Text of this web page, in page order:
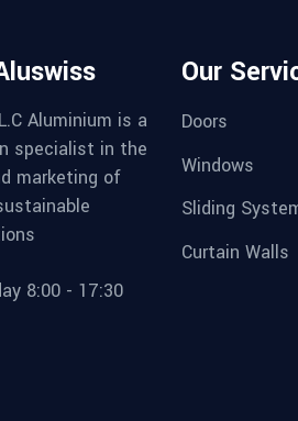
Aluminium is a
specialist in the
marketing of
8:00 - 17:30
Our
Doors
Windows
Sliding
Curtain Walls